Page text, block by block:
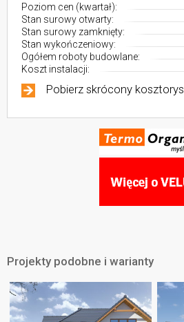
Poziom cen (kwartał):
Stan surowy otwarty:
Stan surowy zamknięty:
Stan wykończeniowy:
Ogółem roboty budowlane:
Koszt instalacji:
Pobierz skrócony kosztorys
Projekty podobne i warianty